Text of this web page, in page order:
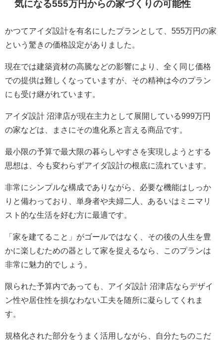
気になる555万円からの家づくりの可能性
かつてアイダ設計を有名にしたプランとして、555万円の家
という驚きの価格設定がありました。
現在では建築資材の高騰などの影響により、全く同じ価格
での提供は難しくなっていますが、その精神は今のプラン
にも受け継がれています。
アイダ設計 沼津店が現在主力として展開している999万円
の家などは、まさにその進化系と言える商品です。
最小限の予算で最大限の暮らしやすさを実現しようとする
思想は、今も変わらずアイダ設計の根底に流れています。
非常にシンプルな構成でありながら、必要な機能はしっか
りと備わっており、単身者や夫婦二人、あるいはミニマリ
スト的な生活を好む方に最適です。
「家を建てること」がゴールではなく、その後の人生を豊
かに楽しむための器として家を捉えるなら、このプランは
非常に魅力的でしょう。
限られた予算内であっても、アイダ設計 沼津店ならデザイ
ン性や居住性を損なわない工夫を随所に凝らしてくれま
す。
規格化された部分をうまく活用しながら、自分たちのこだ